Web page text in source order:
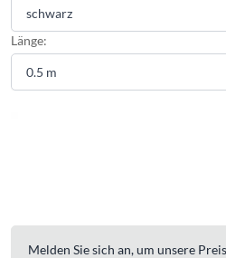
Länge:
Melden Sie sich an, um unsere